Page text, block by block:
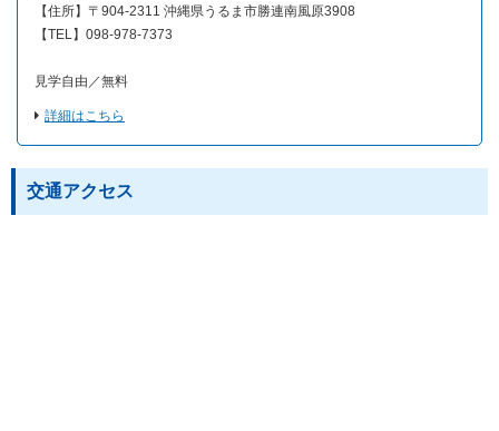
【住所】〒904-2311 沖縄県うるま市勝連南風原3908
【TEL】098-978-7373
見学自由／無料
詳細はこちら
交通アクセス